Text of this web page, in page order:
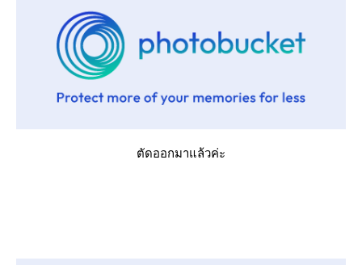
ตัดออกมาแล้วค่ะ